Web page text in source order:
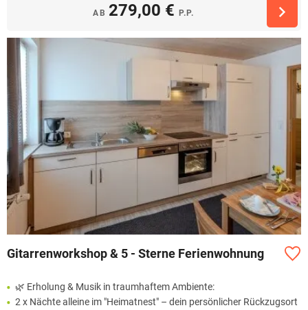
AB 279,00 € P.P.
Gitarrenworkshop & 5 - Sterne Ferienwohnung
🌿 Erholung & Musik in traumhaftem Ambiente:
2 x Nächte alleine im "Heimatnest" – dein persönlicher Rückzugsort